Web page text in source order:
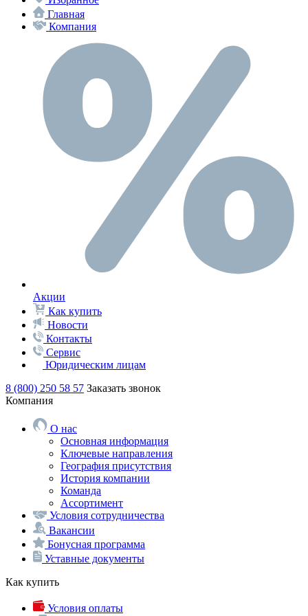
Главная
Компания
Акции
Как купить
Новости
Контакты
Сервис
Юридическим лицам
8 (800) 250 58 57 Заказать звонок
Компания
О нас
Основная информация
Ключевые направления
География присутствия
История компании
Команда
Ассортимент
Условия сотрудничества
Вакансии
Бонусная программа
Уставные документы
Как купить
Условия оплаты